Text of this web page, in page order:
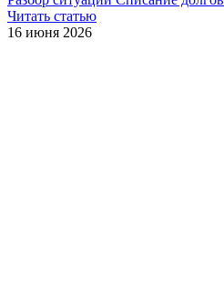
Читать статью
16 июня 2026